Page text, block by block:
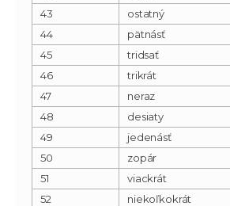
43
ostatný
44
pätnásť
45
tridsať
46
trikrát
47
neraz
48
desiaty
49
jedenásť
50
zopár
51
viackrát
52
niekoľkokrát